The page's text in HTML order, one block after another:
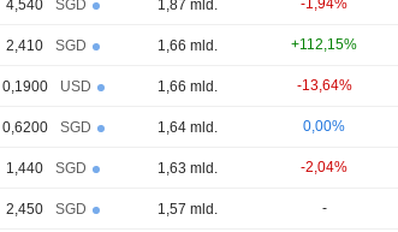
4,540 SGD 1,87 mld. -1,94%
2,410 SGD 1,66 mld. +112,15%
0,1900 USD 1,66 mld. -13,64%
0,6200 SGD 1,64 mld. 0,00%
1,440 SGD 1,63 mld. -2,04%
2,450 SGD 1,57 mld. -